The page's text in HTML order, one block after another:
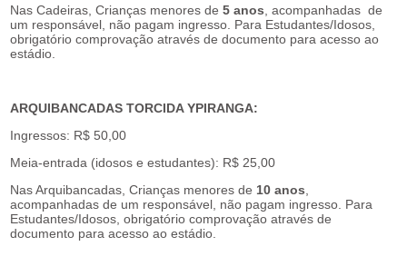
Nas Cadeiras, Crianças menores de 5 anos, acompanhadas de
um responsável, não pagam ingresso. Para Estudantes/Idosos,
obrigatório comprovação através de documento para acesso ao
estádio.
ARQUIBANCADAS TORCIDA YPIRANGA:
Ingressos: R$ 50,00
Meia-entrada (idosos e estudantes): R$ 25,00
Nas Arquibancadas, Crianças menores de 10 anos,
acompanhadas de um responsável, não pagam ingresso. Para
Estudantes/Idosos, obrigatório comprovação através de
documento para acesso ao estádio.